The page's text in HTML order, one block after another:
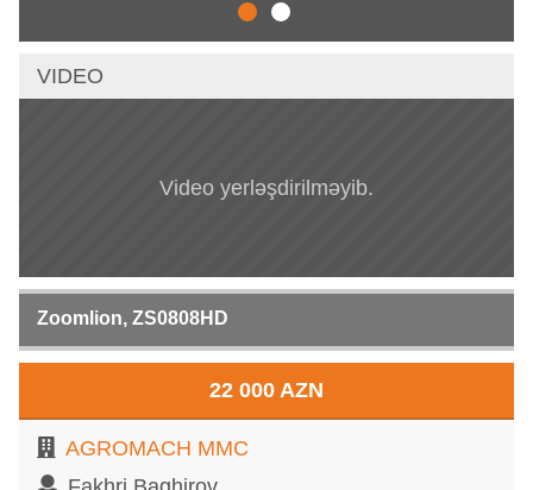
VIDEO
Video yerləşdirilməyib.
Zoomlion, ZS0808HD
22 000 AZN
AGROMACH MMC